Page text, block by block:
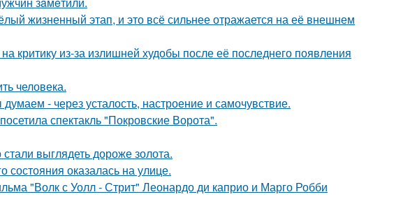
жизненный этап, и это всё сильнее отражается на её внешнем
критику из-за излишней худобы после её последнего появления
человека.
- через усталость, настроение и самочувствие.
спектакль "Покровские Ворота".
выглядеть дороже золота.
состояния оказалась на улице.
"Волк с Уолл - Стрит" Леонардо ди каприо и Марго Робби